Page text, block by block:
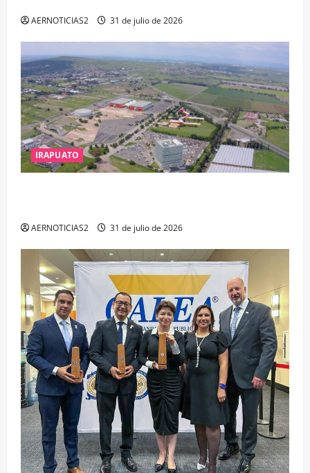
AERNOTICIAS2 31 de julio de 2026
IRAPUATO
AERNOTICIAS2 31 de julio de 2026